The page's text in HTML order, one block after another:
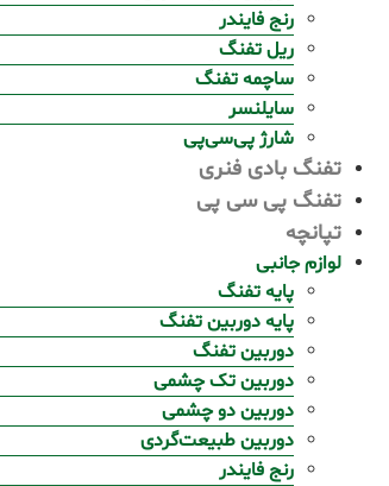
رنج فایندر
ریل تفنگ
ساچمه تفنگ
سایلنسر
شارژ پی‌سی‌پی
تفنگ بادی فنری
تفنگ پی سی پی
تپانچه
لوازم جانبی
پایه تفنگ
پایه دوربین تفنگ
دوربین تفنگ
دوربین تک چشمی
دوربین دو چشمی
دوربین طبیعت‌گردی
رنج فایندر